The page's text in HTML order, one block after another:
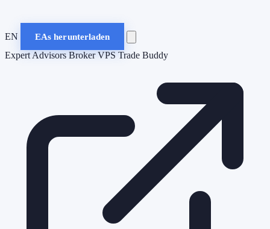
EN
EAs herunterladen
Expert Advisors BrokerVPS Trade Buddy